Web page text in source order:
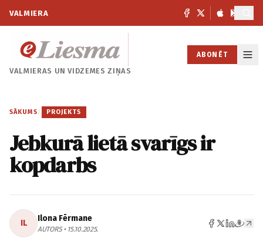
VALMIERA
VALMIERAS UNVIDZEMES ZIŅAS
ABONĒT
SĀKUMS / PROJEKTS
Jebkurā lietā svarīgs ir
kopdarbs
IL Ilona Fērmane
AUTORS • 15.10.2025.